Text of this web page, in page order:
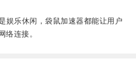
乐休闲，袋鼠加速器都能让用户
络连接。